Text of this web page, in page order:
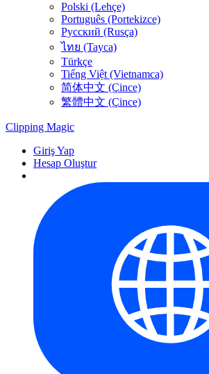
Polski (Lehçe)
Português (Portekizce)
Русский (Rusça)
ไทย (Tayca)
Türkçe
Tiếng Việt (Vietnamca)
简体中文 (Çince)
繁體中文 (Çince)
Clipping Magic
Giriş Yap
Hesap Oluştur